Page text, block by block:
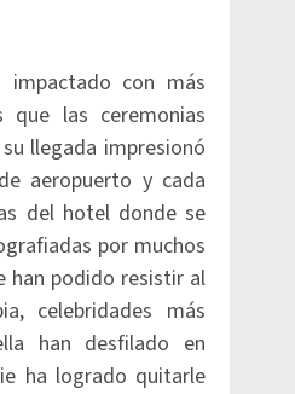
impactado con más
que las ceremonias
llegada impresionó
aeropuerto y cada
del hotel donde se
por muchos
han podido resistir al
celebridades más
han desfilado en
ha logrado quitarle